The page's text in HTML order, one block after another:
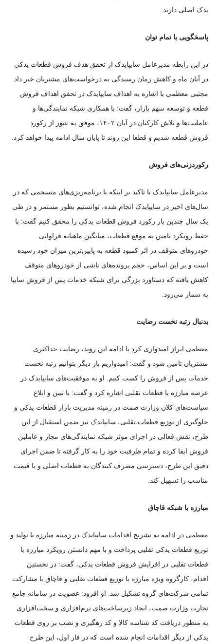
یدک اصلی دارند.
پاسخگویی با تمام توان
در این رابطه مدیرعامل سایپایدک از تحقق هدف فروش قطعات یدکی
در آبان ماه و کاهش زمان رسیدگی به درخواست‌های مشتریان خبر داد.
مجتبی معظمی با اشاره به اهداف سایپایدک در تحقق اهداف فروش
قطعه و توسعه سهم بازار، گفت: با همکاری شبکه نمایندگی‌ها و
عاملیت‌ها و تلاش کارکنان در آبان ۱۴۰۲، موفق به عبور از رکورد
فروش قطعه شدیم و قطعا این روند تا پایان سال ادامه پیدا خواهد کرد.
رکوردزنی‌های فروش
مدیرعامل سایپایدک با تاکید بر اینکه با برنامه‌ریزی‌های منسجمی که در
سال‌های اخیر در سایپایدک انجام شده، توانستیم بطور مستمر و در طی
یک سال چندین بار رکورد فروش قطعات یدکی را محقق کنیم گفت: با
حفظ رویکرد تامین به موقع قطعات، میانگین ماهیانه فراوانی
خودرو‌های متوقف در اثر کمبود قطعه به پایین‌ترین میزان خود رسیده
است و بر این اساس، حجم پرونده‌های ناشی از خودرو‌های متوقف
کاهش یافته که دستاورد بزرگی برای شبکه خدمات پس از فروش سایپا
به شمار می‌رود.
بدنبال رتبه نخست رضایت
معظمی ابراز امیدواری کرد با ادامه این روند، رضایت حداکثری
مشتریان تامین شود و گفت: امیدواریم بار دیگر بتوانیم رتبه نخست
خدمات پس از فروش را کسب کنیم. او به موفقیت‌های سایپایدک در
عرصه مبارزه با قطعات تقلبی اشاره کرد و گفت: با تبین و ابلاغ
سیاست‌های کلان وزارت صمت در زمینه مدیریت بازار قطعات یدکی و
جلوگیری از توزیع قطعات تقلبی، سایپایدک نیز ضمن استقبال از این
طرح، نقش فعالی در اجرای موثر شبکه نمایندگی‌های مجاز و عاملین
فروش ایفا کرده و تمام ظرفیت خود را به کار گرفته تا ضمن اجرای
دقیق این طرح، دسترسی مصرف کنندگان به قطعات اصلی و با قیمت
مناسب را تسهیل کند.
مبارزه با شبکه قاچاق
معظمی در ادامه به تشریح اقدامات سایپایدک در زمینه مبارزه با تولید و
توزیع قطعات یدکی تقلبی پرداخت و با مهم دانستن رویکرد مبارزه با
قطعات تقلبی در افزایش فروش قطعات یدکی، گفت: در نخستین
اقدام، کارگروه ویژه مبارزه با توزیع قطعات تقلبی و قاچاق با مشارکت
تمامی شرکت‌های گروه تشکیل شد. او افزود: عضویت در سامانه جامع
تجارت وزارت صمت، ایجاد زیرساخت‌های نرم‌افزاری و سخت‌افزاری
به منظور دریافت کد شناسه کالا و کد رهگیری و نصب بر روی قطعات
یدکی از دیگر اقدامات انجام شده است که در فاز اول، این طرح